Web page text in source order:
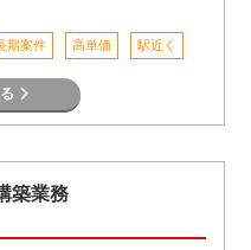
期案件 高単価 駅近く
築業務